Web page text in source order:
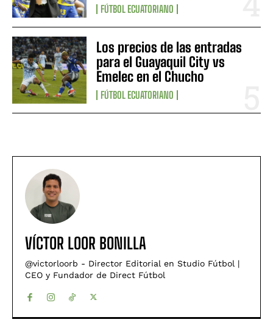
FÚTBOL ECUATORIANO
Los precios de las entradas
para el Guayaquil City vs
Emelec en el Chucho
FÚTBOL ECUATORIANO
VÍCTOR LOOR BONILLA
@victorloorb - Director Editorial en Studio Fútbol |
CEO y Fundador de Direct Fútbol